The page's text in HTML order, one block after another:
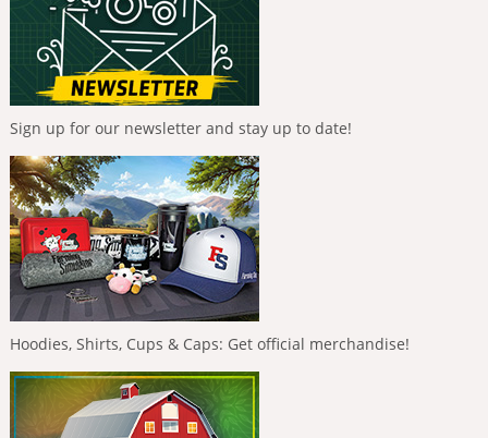
Sign up for our newsletter and stay up to date!
Hoodies, Shirts, Cups & Caps: Get official merchandise!